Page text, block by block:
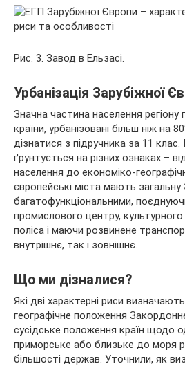
Рис. 3. Завод в Ельзасі.
Урбанізація Зарубіжної
Значна частина населення
країни, урбанізовані більш ніж на
дізнатися з підручника за 11 клас.
ґрунтується на різних ознаках –
населення до економіко-
європейські міста мають
багатофункціональними,
промислового центру,
поліса і маючи розвинене
внутрішнє, так і зовнішнє.
Що ми дізналися?
Які дві характерні риси
географічне положення
сусідське положення країн щодо
приморське або близьке до моря
більшості держав. Уточнили, як